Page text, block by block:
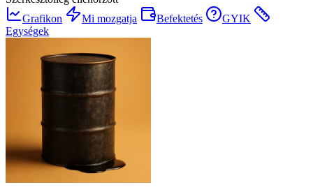
Grafikon
Mi mozgatja Befektetés
GYIK
Egységek